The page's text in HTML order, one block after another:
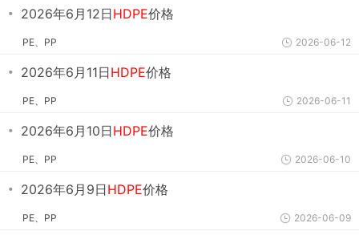
・ 2026年6月12日HDPE价格
PE、PP 2026-06-12
・ 2026年6月11日HDPE价格
PE、PP 2026-06-11
・ 2026年6月10日HDPE价格
PE、PP 2026-06-10
・ 2026年6月9日HDPE价格
PE、PP 2026-06-09